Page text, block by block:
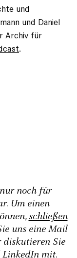
und
und Daniel
Archiv für
.
noch für
Um einen
schließen
uns eine Mail
diskutieren Sie
LinkedInmit.